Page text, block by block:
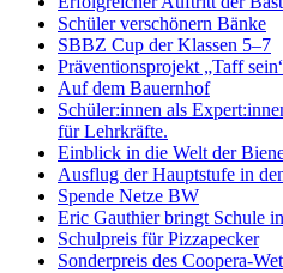
Schüler verschönern Bänke
SBBZ Cup der Klassen 5–7
Präventionsprojekt „Taff
Auf dem Bauernhof
Schüler:innen als
für Lehrkräfte.
Einblick in die Welt der
Ausflug der Hauptstufe in
Spende Netze BW
Eric Gauthier bringt Schule
Schulpreis für Pizzapecker
Sonderpreis des Coopera-